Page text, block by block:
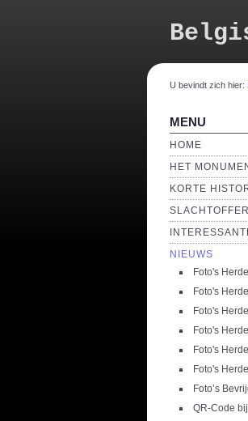
U bevindt zich hier:
MENU
HOME
HET
KORTE
NIEUWS
Foto's
Foto's
Foto's
Foto's
Foto's
Foto's
Foto’s
QR-Code